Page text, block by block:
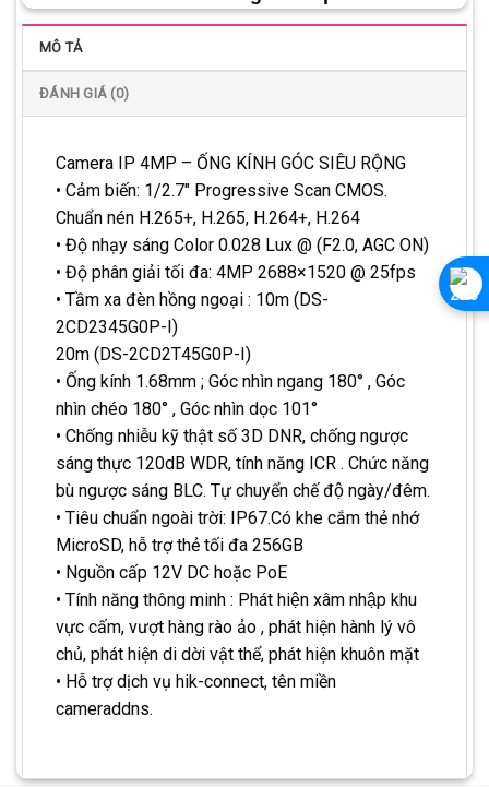
MÔ TẢ
ĐÁNH GIÁ (0)
Camera IP 4MP – ỐNG KÍNH GÓC SIÊU RỘNG
• Cảm biến: 1/2.7″ Progressive Scan CMOS.
Chuẩn nén H.265+, H.265, H.264+, H.264
• Độ nhạy sáng Color 0.028 Lux @ (F2.0, AGC ON)
• Độ phân giải tối đa: 4MP 2688×1520 @ 25fps
• Tầm xa đèn hồng ngoại : 10m (DS-
2CD2345G0P-I)
20m (DS-2CD2T45G0P-I)
• Ống kính 1.68mm ; Góc nhìn ngang 180° , Góc
nhìn chéo 180° , Góc nhìn dọc 101°
• Chống nhiễu kỹ thật số 3D DNR, chống ngược
sáng thực 120dB WDR, tính năng ICR . Chức năng
bù ngược sáng BLC. Tự chuyển chế độ ngày/đêm.
• Tiêu chuẩn ngoài trời: IP67.Có khe cắm thẻ nhớ
MicroSD, hỗ trợ thẻ tối đa 256GB
• Nguồn cấp 12V DC hoặc PoE
• Tính năng thông minh : Phát hiện xâm nhập khu
vực cấm, vượt hàng rào ảo , phát hiện hành lý vô
chủ, phát hiện di dời vật thể, phát hiện khuôn mặt
• Hỗ trợ dịch vụ hik-connect, tên miền
cameraddns.